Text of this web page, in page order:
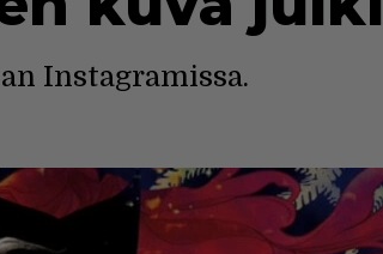
Instagramissa.